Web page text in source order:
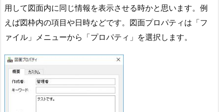
用して図面内に同じ情報を表示させる時かと思います。例
えば図枠内の項目や日時などです。図面プロパティは「フ
ァイル」メニューから「プロパティ」を選択します。